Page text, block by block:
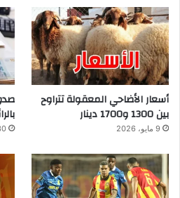
أسعار الأضاحي المعقولة تتراوح
بين 1300 و1700 دينار
9 مايو، 2026 30